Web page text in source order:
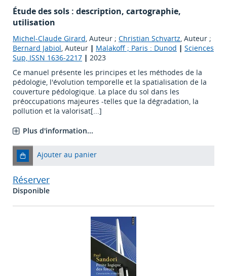
Étude des sols : description, cartographie,
utilisation
Michel-Claude Girard, Auteur ; Christian Schvartz, Auteur ;
Bernard Jabiol, Auteur | Malakoff ; Paris : Dunod | Sciences
Sup, ISSN 1636-2217 | 2023
Ce manuel présente les principes et les méthodes de la
pédologie, l'évolution temporelle et la spatialisation de la
couverture pédologique. La place du sol dans les
préoccupations majeures -telles que la dégradation, la
pollution et la valorisat[...]
Plus d'information...
Ajouter au panier
Réserver
Disponible